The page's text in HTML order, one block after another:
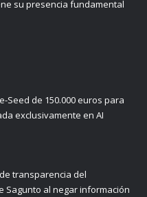
su presencia fundamental
Seed de 150.000 euros para
exclusivamente en AI
transparencia del
Sagunto al negar información